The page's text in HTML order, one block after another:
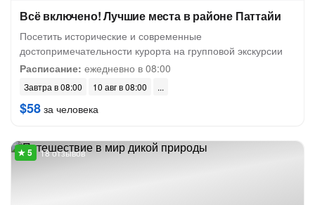
Всё включено! Лучшие места в районе Паттайи
Посетить исторические и современные
достопримечательности курорта на групповой экскурсии
Расписание: ежедневно в 08:00
Завтра в 08:00 10 авг в 08:00
$58 за человека
18 отзывов